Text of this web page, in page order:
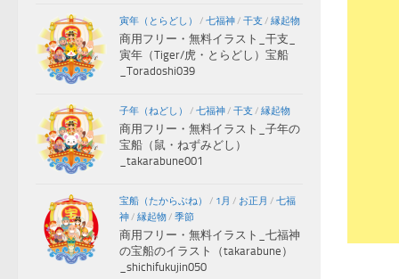
寅年（とらどし） / 七福神/ 干支 / 縁起物
商用フリー・無料イラスト_干支_
寅年（Tiger/虎・とらどし）宝船
_Toradoshi039
子年（ねどし） / 七福神/ 干支 / 縁起物
商用フリー・無料イラスト_子年の
宝船（鼠・ねずみどし）
_takarabune001
宝船（たからぶね） / 1月 / お正月 / 七福
神/ 縁起物/ 季節
商用フリー・無料イラスト_七福神
の宝船のイラスト（takarabune）
_shichifukujin050